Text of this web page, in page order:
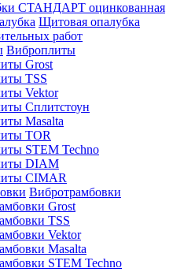
СТАНДАРТ оцинкованная
Щитовая опалубка
работ
Виброплиты
Grost
TSS
Vektor
Сплитстоун
Masalta
TOR
STEM Techno
DIAM
CIMAR
Вибротрамбовки
Grost
TSS
Vektor
Masalta
STEM Techno